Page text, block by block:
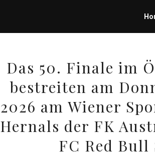
Das 50. Finale im
bestreiten am
2026 am Wiener
Hernals der FK
FC Red